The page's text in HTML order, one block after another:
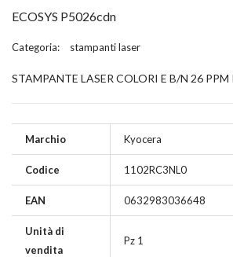
ECOSYS P5026cdn
Categoria: stampanti laser
STAMPANTE LASER COLORI E B/N 26 PPM
Marchio Kyocera
Codice 1102RC3NL0
EAN 0632983036648
Unità di
vendita
Pz 1